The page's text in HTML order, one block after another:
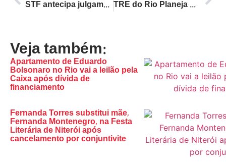
STF antecipa julgamento sobre eleição indireta para governador do Rio de Janeiro em 19 de agosto TRE do Rio Planeja Contratar Ascensoristas por R$ 786 Mil em Ano Eleitoral: Veja os Detalhes do Edital
Veja também:
Apartamento de Eduardo
Bolsonaro no Rio vai a leilão pela
Caixa após dívida de
financiamento
Fernanda Torres substitui mãe,
Fernanda Montenegro, na Festa
Literária de Niterói após
cancelamento por conjuntivite